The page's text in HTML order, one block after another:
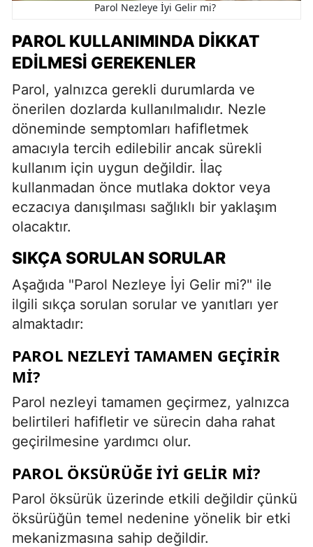
Parol Nezleye İyi Gelir mi?
PAROL KULLANIMINDA DIKKAT
EDILMESI GEREKENLER
Parol, yalnızca gerekli durumlarda ve
önerilen dozlarda kullanılmalıdır. Nezle
döneminde semptomları hafifletmek
amacıyla tercih edilebilir ancak sürekli
kullanım için uygun değildir. İlaç
kullanmadan önce mutlaka doktor veya
eczacıya danışılması sağlıklı bir yaklaşım
olacaktır.
SIKÇA SORULAN SORULAR
Aşağıda "Parol Nezleye İyi Gelir mi?" ile
ilgili sıkça sorulan sorular ve yanıtları yer
almaktadır:
PAROL NEZLEYI TAMAMEN GEÇIRIR
MI?
Parol nezleyi tamamen geçirmez, yalnızca
belirtileri hafifletir ve sürecin daha rahat
geçirilmesine yardımcı olur.
PAROL ÖKSÜRÜĞE IYI GELIR MI?
Parol öksürük üzerinde etkili değildir çünkü
öksürüğün temel nedenine yönelik bir etki
mekanizmasına sahip değildir.